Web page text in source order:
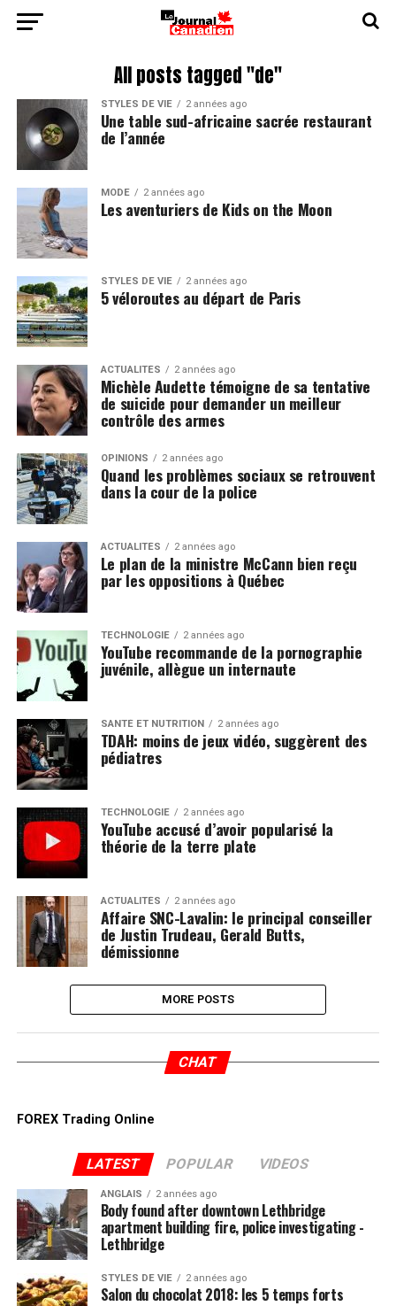
All posts tagged "de"
STYLES DE VIE 2 années ago
Une table sud-africaine sacrée restaurant
de l’année
MODE 2 années ago
Les aventuriers de Kids on the Moon
STYLES DE VIE 2 années ago
5 véloroutes au départ de Paris
ACTUALITÉS 2 années ago
Michèle Audette témoigne de sa tentative
de suicide pour demander un meilleur
contrôle des armes
OPINIONS 2 années ago
Quand les problèmes sociaux se retrouvent
dans la cour de la police
ACTUALITÉS 2 années ago
Le plan de la ministre McCann bien reçu
par les oppositions à Québec
TECHNOLOGIE 2 années ago
YouTube recommande de la pornographie
juvénile, allègue un internaute
SANTÉ ET NUTRITION 2 années ago
TDAH: moins de jeux vidéo, suggèrent des
pédiatres
TECHNOLOGIE 2 années ago
YouTube accusé d’avoir popularisé la
théorie de la terre plate
ACTUALITÉS 2 années ago
Affaire SNC-Lavalin: le principal conseiller
de Justin Trudeau, Gerald Butts,
démissionne
MORE POSTS
CHAT
FOREX Trading Online
LATEST POPULAR VIDEOS
ANGLAIS 2 années ago
Body found after downtown Lethbridge
apartment building fire, police investigating -
Lethbridge
STYLES DE VIE 2 années ago
Salon du chocolat 2018: les 5 temps forts